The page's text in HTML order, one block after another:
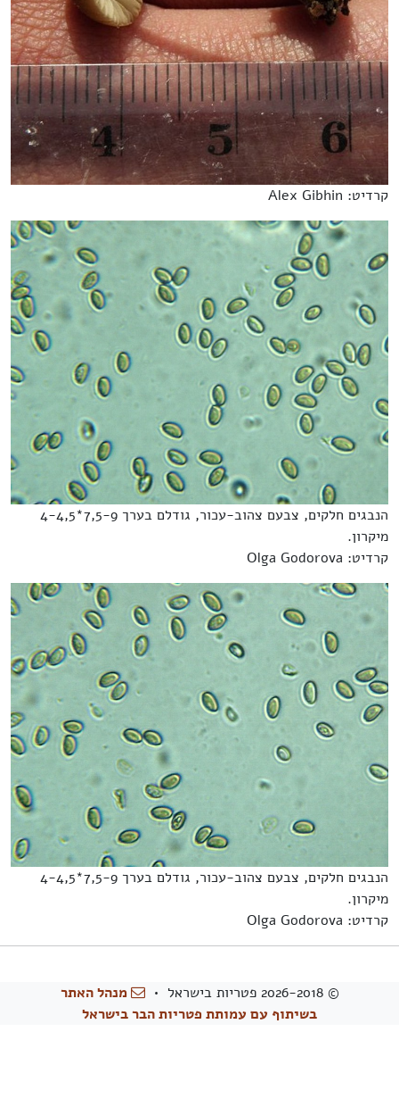
קרדיט: Alex Gibhin
הנבגים חלקים, צבעם צהוב-עכור, גודלם בערך 7,5-9*4-4,5
מיקרון.
קרדיט: Olga Godorova
הנבגים חלקים, צבעם צהוב-עכור, גודלם בערך 7,5-9*4-4,5
מיקרון.
קרדיט: Olga Godorova
© 2026-2018 פטריות בישראל •
מנהל האתר
בשיתוף עם עמותת פטריות הבר בישראל